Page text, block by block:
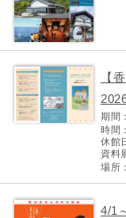
【
期間
時間
休館
資料
場所
4/1